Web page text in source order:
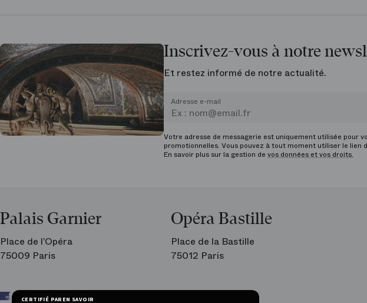
CERTIFIÉ PAR EN SAVOIR PLUS SUR
Inscrivez-vous à notre
Et restez informé de notre actualité.
Adresse e-mail
Votre adresse de messagerie est uniquement utilisée pour
promotionnelles. Vous pouvez à tout moment utiliser le lien
En savoir plus sur la gestion de vos données et vos droits.
Palais Garnier
Place de l’Opéra
75009 Paris
Opéra Bastille
Place de la Bastille
75012 Paris
Arop